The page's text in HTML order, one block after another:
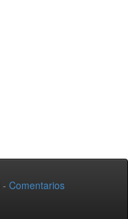
- Comentarios